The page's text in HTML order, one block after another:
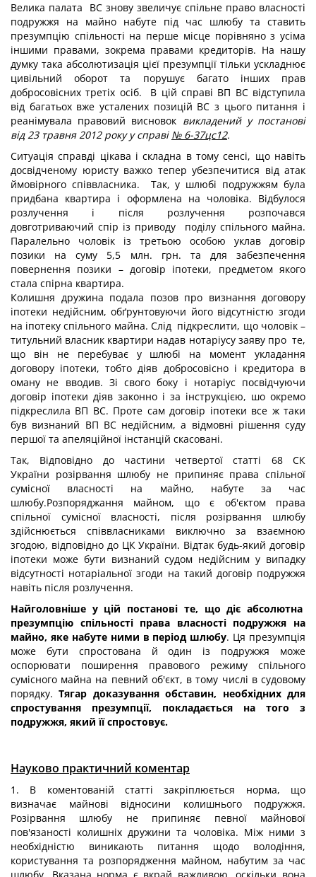
Велика палата ВС знову звеличує спільне право власності
подружжя на майно набуте під час шлюбу та ставить
презумпцію спільності на перше місце порівняно з усіма
іншими правами, зокрема правами кредиторів. На нашу
думку така абсолютизація цієї презумпції тільки ускладнює
цивільний оборот та порушує багато інших прав
добросовісних третіх осіб. В цій справі ВП ВС відступила
від багатьох вже усталених позицій ВС з цього питання і
реанімувала правовий висновок викладений у постанові
від 23 травня 2012 року у справі № 6-37цс12.
Ситуація справді цікава і складна в тому сенсі, що навіть
досвідченому юристу важко тепер убезпечитися від атак
ймовірного співвласника. Так, у шлюбі подружжям була
придбана квартира і оформлена на чоловіка. Відбулося
розлучення і після розлучення розпочався
довготриваючий спір із приводу поділу спільного майна.
Паралельно чоловік із третьою особою уклав договір
позики на суму 5,5 млн. грн. та для забезпечення
повернення позики – договір іпотеки, предметом якого
стала спірна квартира.
Колишня дружина подала позов про визнання договору
іпотеки недійсним, обґрунтовуючи його відсутністю згоди
на іпотеку спільного майна. Слід підкреслити, що чоловік –
титульний власник квартири надав нотаріусу заяву про те,
що він не перебуває у шлюбі на момент укладання
договору іпотеки, тобто діяв добросовісно і кредитора в
оману не вводив. Зі свого боку і нотаріус посвідчуючи
договір іпотеки діяв законно і за інструкцією, шо окремо
підкреслила ВП ВС. Проте сам договір іпотеки все ж таки
був визнаний ВП ВС недійсним, а відмовні рішення суду
першої та апеляційної інстанцій скасовані.
Так, Відповідно до частини четвертої статті 68 СК
України розірвання шлюбу не припиняє права спільної
сумісної власності на майно, набуте за час
шлюбу.Розпоряджання майном, що є об'єктом права
спільної сумісної власності, після розірвання шлюбу
здійснюється співвласниками виключно за взаємною
згодою, відповідно до ЦК України. Відтак будь-який договір
іпотеки може бути визнаний судом недійсним у випадку
відсутності нотаріальної згоди на такий договір подружжя
навіть після розлучення.
Найголовніше у цій постанові те, що діє абсолютна
презумпцію спільності права власності подружжя на
майно, яке набуте ними в період шлюбу. Ця презумпція
може бути спростована й один із подружжя може
оспорювати поширення правового режиму спільного
сумісного майна на певний об'єкт, в тому числі в судовому
порядку.Тягар доказування обставин, необхідних для
спростування презумпції, покладається на того з
подружжя, який її спростовує.
Науково практичний коментар
1. В коментованій статті закріплюється норма, що
визначає майнові відносини колишнього подружжя.
Розірвання шлюбу не припиняє певної майнової
пов'язаності колишніх дружини та чоловіка. Між ними з
необхідністю виникають питання щодо володіння,
користування та розпорядження майном, набутим за час